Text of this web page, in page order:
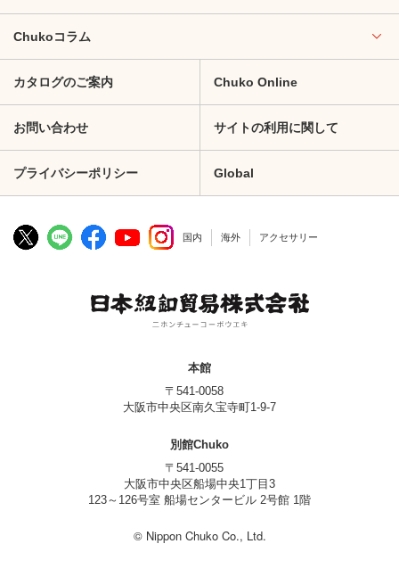
Chukoコラム
カタログのご案内 Chuko Online
お問い合わせ サイトの利用に関して
プライバシーポリシー Global
国内 海外 アクセサリー
本館
〒541-0058
大阪市中央区南久宝寺町1-9-7
別館Chuko
〒541-0055
大阪市中央区船場中央1丁目3
123～126号室 船場センタービル 2号館 1階
© Nippon Chuko Co., Ltd.